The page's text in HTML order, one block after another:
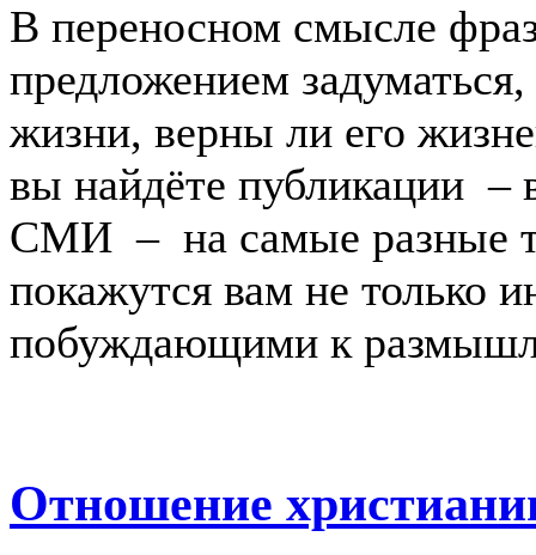
В переносном смысле
предложением
жизни, верны ли его
вы найдёте публикации –
СМИ – на самые разные
покажутся вам не только
побуждающими к
Отношение